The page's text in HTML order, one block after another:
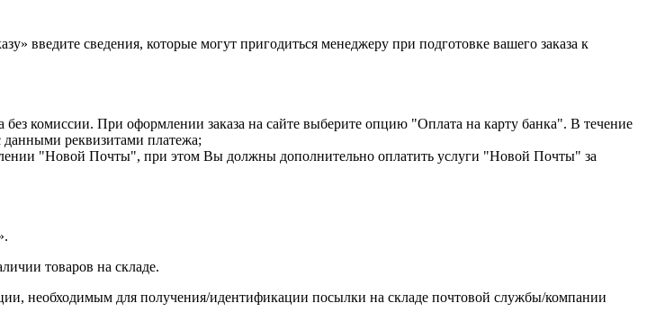
введите сведения, которые могут пригодиться менеджеру при подготовке вашего заказа к
комиссии. При оформлении заказа на сайте выберите опцию "Оплата на карту банка". В течение
реквизитами платежа;
"Новой Почты", при этом Вы должны дополнительно оплатить услуги "Новой Почты" за
товаров на складе.
необходимым для получения/идентификации посылки на складе почтовой службы/компании